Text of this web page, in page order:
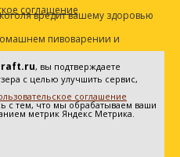
соглашение
вредит вашему здоровью
пивоварении и
Зарегистрировано в
сфере связи, информационных
(Роскомнадзор). Реестровая
Все права защищены. 16+
, вы подтверждаете
с целью улучшить сервис,
соглашение
с тем, что мы обрабатываем ваши
метрик Яндекс Метрика.